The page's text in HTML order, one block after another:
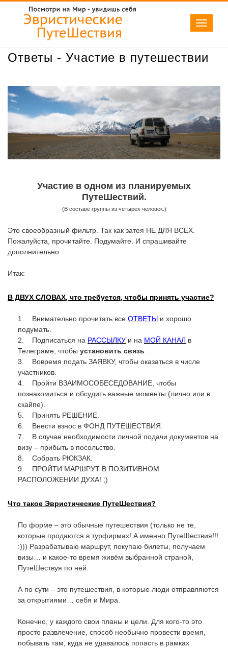
Toggle
Ответы - Участие в путешествии
Участие в одном из планируемых
ПутеШествий.
(В составе группы из четырёх человек.)
Это своеобразный фильтр. Так как затея НЕ ДЛЯ ВСЕХ.
Пожалуйста, прочитайте. Подумайте. И спрашивайте
дополнительно.
Итак:
В ДВУХ СЛОВАХ, что требуется, чтобы принять участие?
1. Внимательно прочитать все ОТВЕТЫ и хорошо
подумать.
2. Подписаться на РАССЫЛКУ и на МОЙ КАНАЛ в
Телеграме, чтобы установить связь
3. Вовремя подать ЗАЯВКУ, чтобы оказаться в числе
участников.
4. Пройти ВЗАИМОСОБЕСЕДОВАНИЕ, чтобы
познакомиться и обсудить важные моменты (лично или в
скайпе).
5. Принять РЕШЕНИЕ.
6. Внести взнос в ФОНД ПУТЕШЕСТВИЯ.
7. В случае необходимости личной подачи документов на
визу – прибыть в посольство.
8. Собрать РЮКЗАК.
9. ПРОЙТИ МАРШРУТ В ПОЗИТИВНОМ
РАСПОЛОЖЕНИИ ДУХА! ;)
Что такое Эвристические ПутеШествия?
По форме – это обычные путешествия (только не те,
которые продаются в турфирмах! А именно ПутеШествия!!!
:))) Разрабатываю маршрут, покупаю билеты, получаем
визы… и какое-то время живём выбранной страной,
ПутеШествуя по ней.
А по сути – это путешествия, в которые люди отправляются
за открытиями… себя и Мира.
Конечно, у каждого свои планы и цели. Для кого-то это
просто развлечение, способ необычно провести время,
побывать там, куда не удавалось попасть в рамках